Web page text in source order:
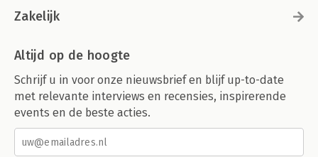
Zakelijk
Altijd op de hoogte
Schrijf u in voor onze nieuwsbrief en blijf up-to-date
met relevante interviews en recensies, inspirerende
events en de beste acties.